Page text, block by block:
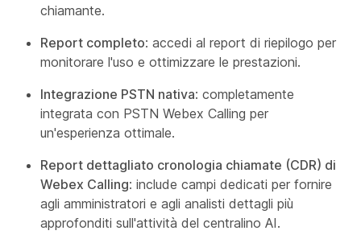
chiamante.
Report completo: accedi al report di riepilogo per
monitorare l'uso e ottimizzare le prestazioni.
Integrazione PSTN nativa: completamente
integrata con PSTN Webex Calling per
un'esperienza ottimale.
Report dettagliato cronologia chiamate (CDR) di
Webex Calling: include campi dedicati per fornire
agli amministratori e agli analisti dettagli più
approfonditi sull'attività del centralino AI.